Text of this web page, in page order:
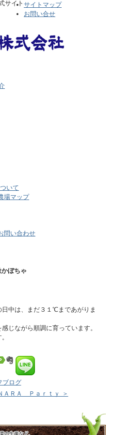
サイト サイトマップ
お問い合せ
いて
場マップ
問い合わせ
かぼちゃ
中は、まだ３１℃まであがりま
じながら順調に育っています。
ブログ
ＡＲＡ Ｐａｒｔｙ ＞